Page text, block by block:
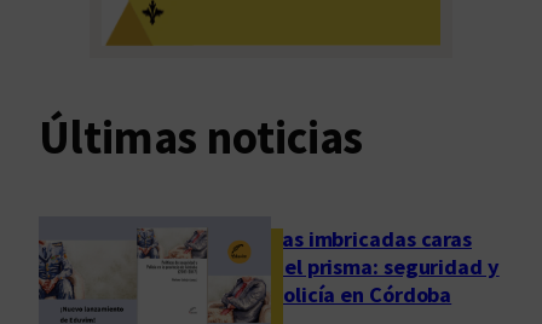
v
i
e
s
p
Últimas noticias
Las imbricadas caras
del prisma: seguridad y
policía en Córdoba